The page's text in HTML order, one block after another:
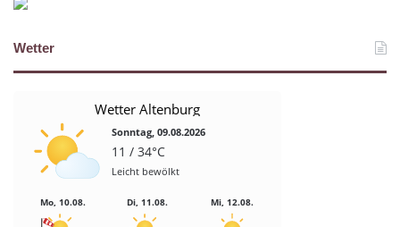
Wetter
Wetter Altenburg
Sonntag, 09.08.2026
11 / 34°C
Leicht bewölkt
Mo, 10.08. Di, 11.08. Mi, 12.08.